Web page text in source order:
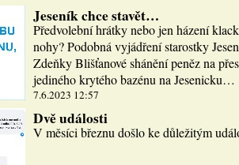
Jeseník chce stavět…
Předvolební hrátky nebo jen házení
nohy? Podobná vyjádření starostky
Zdeňky Blišťanové shánění peněz na
jediného krytého bazénu na Jesenicku…
7.6.2023 12:57
Dvě události
V měsíci březnu došlo ke důležitým